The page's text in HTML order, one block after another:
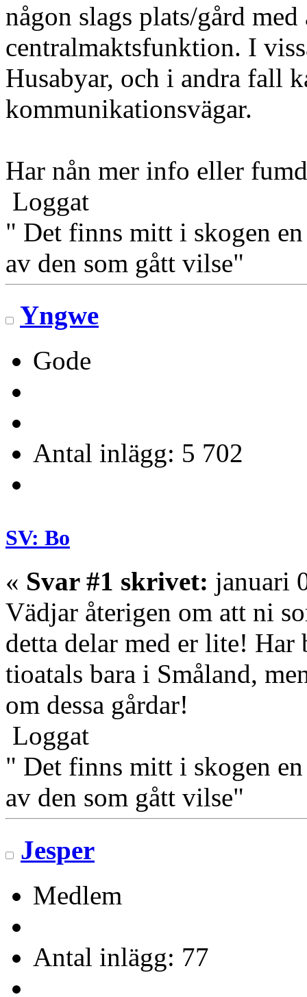
någon slags plats/gård
centralmaktsfunktion. I
Husabyar, och i andra fall
kommunikationsvägar.
Har nån mer info eller
Loggat
" Det finns mitt i skogen
av den som gått vilse"
Yngwe
Gode
Antal inlägg: 5 702
SV: Bo
« Svar #1 skrivet: januari
Vädjar återigen om att ni
detta delar med er lite!
tioatals bara i Småland,
om dessa gårdar!
Loggat
" Det finns mitt i skogen
av den som gått vilse"
Jesper
Medlem
Antal inlägg: 77